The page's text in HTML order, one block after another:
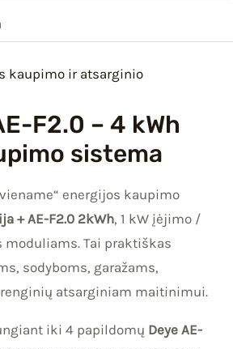
kaupimo ir atsarginio
F2.0 – 4 kWh
sistema
energijos kaupimo
+ AE-F2.0 2kWh, 1 kW įėjimo /
moduliams. Tai praktiškas
sodyboms, garažams,
atsarginiam maitinimui.
iki 4 papildomų Deye AE-